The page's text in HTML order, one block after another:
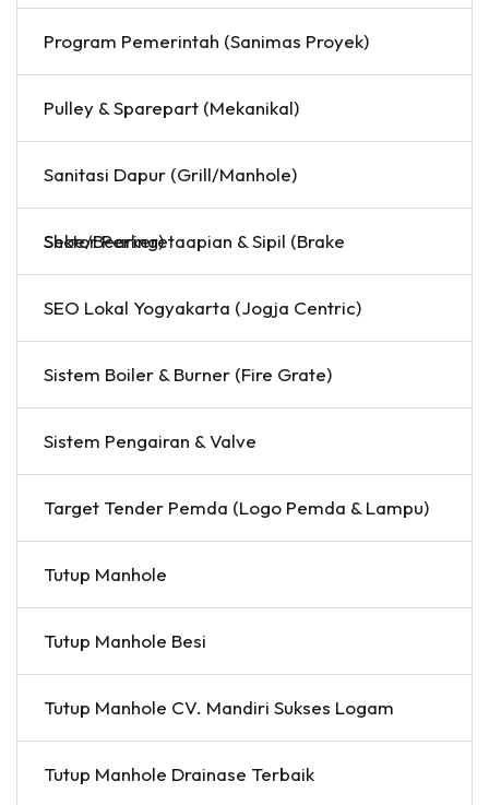
Program Pemerintah (Sanimas Proyek)
Pulley & Sparepart (Mekanikal)
Sanitasi Dapur (Grill/Manhole)
Sektor Perkeretaapian & Sipil (Brake Shoe/Bearing)
SEO Lokal Yogyakarta (Jogja Centric)
Sistem Boiler & Burner (Fire Grate)
Sistem Pengairan & Valve
Target Tender Pemda (Logo Pemda & Lampu)
Tutup Manhole
Tutup Manhole Besi
Tutup Manhole CV. Mandiri Sukses Logam
Tutup Manhole Drainase Terbaik